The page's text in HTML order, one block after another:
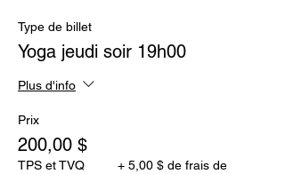
Type de billet
Yoga jeudi soir 19h00
Plus d'info
Prix
200,00 $
TPS et TVQ
+ 5,00 $ de frais de